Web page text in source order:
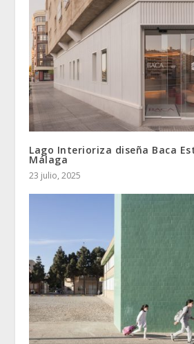
Lago Interioriza diseña Baca
Málaga
23 julio, 2025